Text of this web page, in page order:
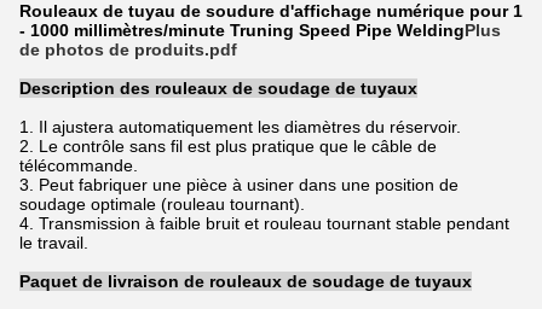
Rouleaux de tuyau de soudure d'affichage numérique pour 1
- 1000 millimètres/minute Truning Speed ​​Pipe WeldingPlus
de photos de produits.pdf
Description des rouleaux de soudage de tuyaux
1. Il ajustera automatiquement les diamètres du réservoir.
2. Le contrôle sans fil est plus pratique que le câble de
télécommande.
3. Peut fabriquer une pièce à usiner dans une position de
soudage optimale (rouleau tournant).
4. Transmission à faible bruit et rouleau tournant stable pendant
le travail.
Paquet de livraison de rouleaux de soudage de tuyaux